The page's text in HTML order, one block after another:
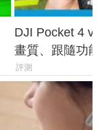
DJI Pocket 4
畫質、跟隨功
一次看懂兩台
評測